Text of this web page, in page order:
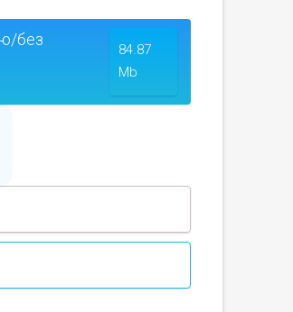
без
84.87
Mb